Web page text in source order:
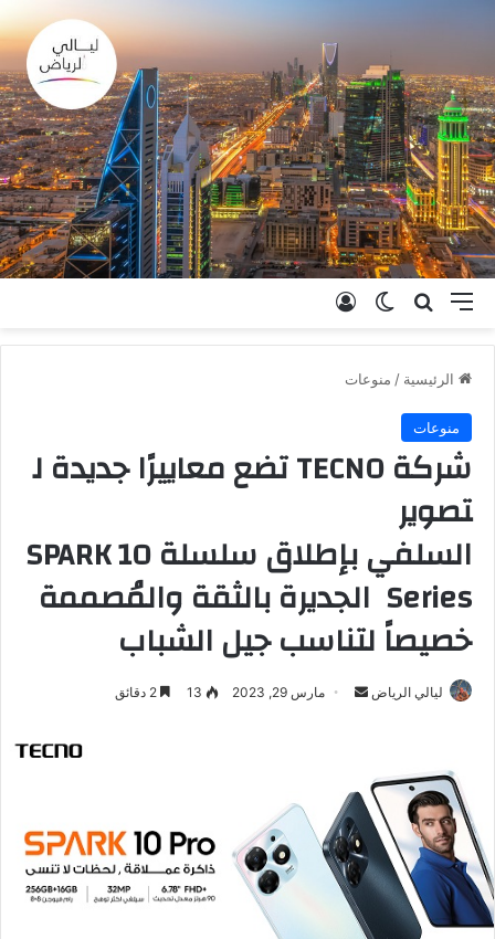
القائمة بحث عنالوضع المظلم
الرئيسية / منوعات
منوعات
شركة TECNO تضع معاييرًا جديدة ل
تصوير
السلفي بإطلاق سلسلة SPARK 10
Series الجديرة بالثقة والمُصممة
خصيصاً لتناسب جيل الشباب
ليالي الرياض
ب
ر
ي
د
ا
مارس 29, 2023 13